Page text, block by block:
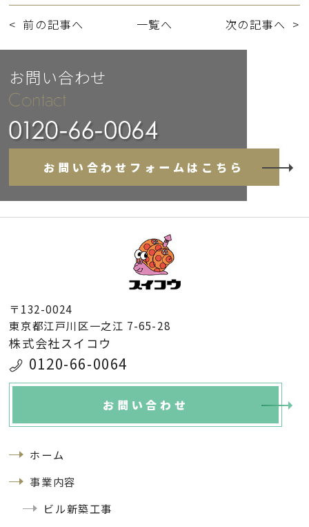
前の記事へ 一覧へ 次の記事へ
お問い合わせ
お問い合わせフォームはこちら
〒132-0024
東京都江戸川区一之江 7-65-28
株式会社スイコウ
0120-66-0064
お問い合わせ
ホーム
事業内容
ビル新築工事